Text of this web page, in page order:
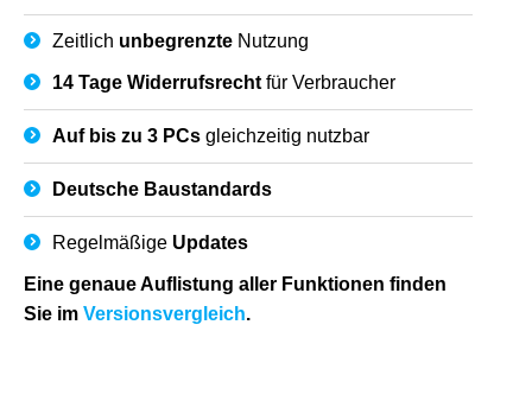
Zeitlich unbegrenzte Nutzung
14 Tage Widerrufsrechtfür Verbraucher
Auf bis zu 3 PCs gleichzeitig nutzbar
Deutsche Baustandards
Regelmäßige Updates
Eine genaue Auflistung aller Funktionen finden
Sie im Versionsvergleich.